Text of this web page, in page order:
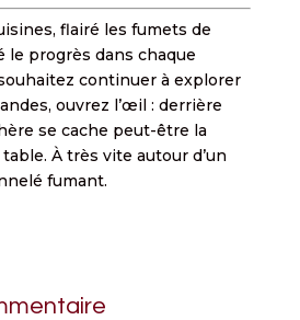
flairé les fumets de
le progrès dans chaque
continuer à explorer
ouvrez l’œil : derrière
se cache peut-être la
À très vite autour d’un
fumant.